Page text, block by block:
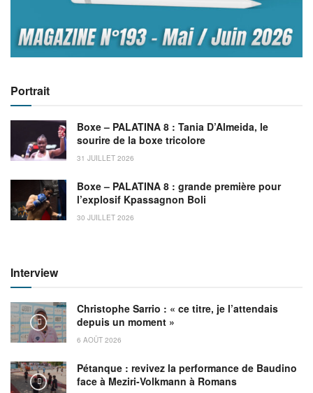
Portrait
Boxe – PALATINA 8 : Tania D’Almeida, le
sourire de la boxe tricolore
31 JUILLET 2026
Boxe – PALATINA 8 : grande première pour
l’explosif Kpassagnon Boli
30 JUILLET 2026
Interview
Christophe Sarrio : « ce titre, je l’attendais
depuis un moment »
6 AOÛT 2026
Pétanque : revivez la performance de Baudino
face à Meziri-Volkmann à Romans